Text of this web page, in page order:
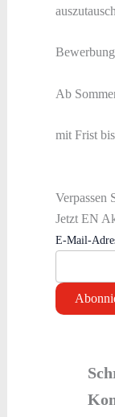
Ab
mit Frist
Verpassen
Jetzt EN
E-Mail-